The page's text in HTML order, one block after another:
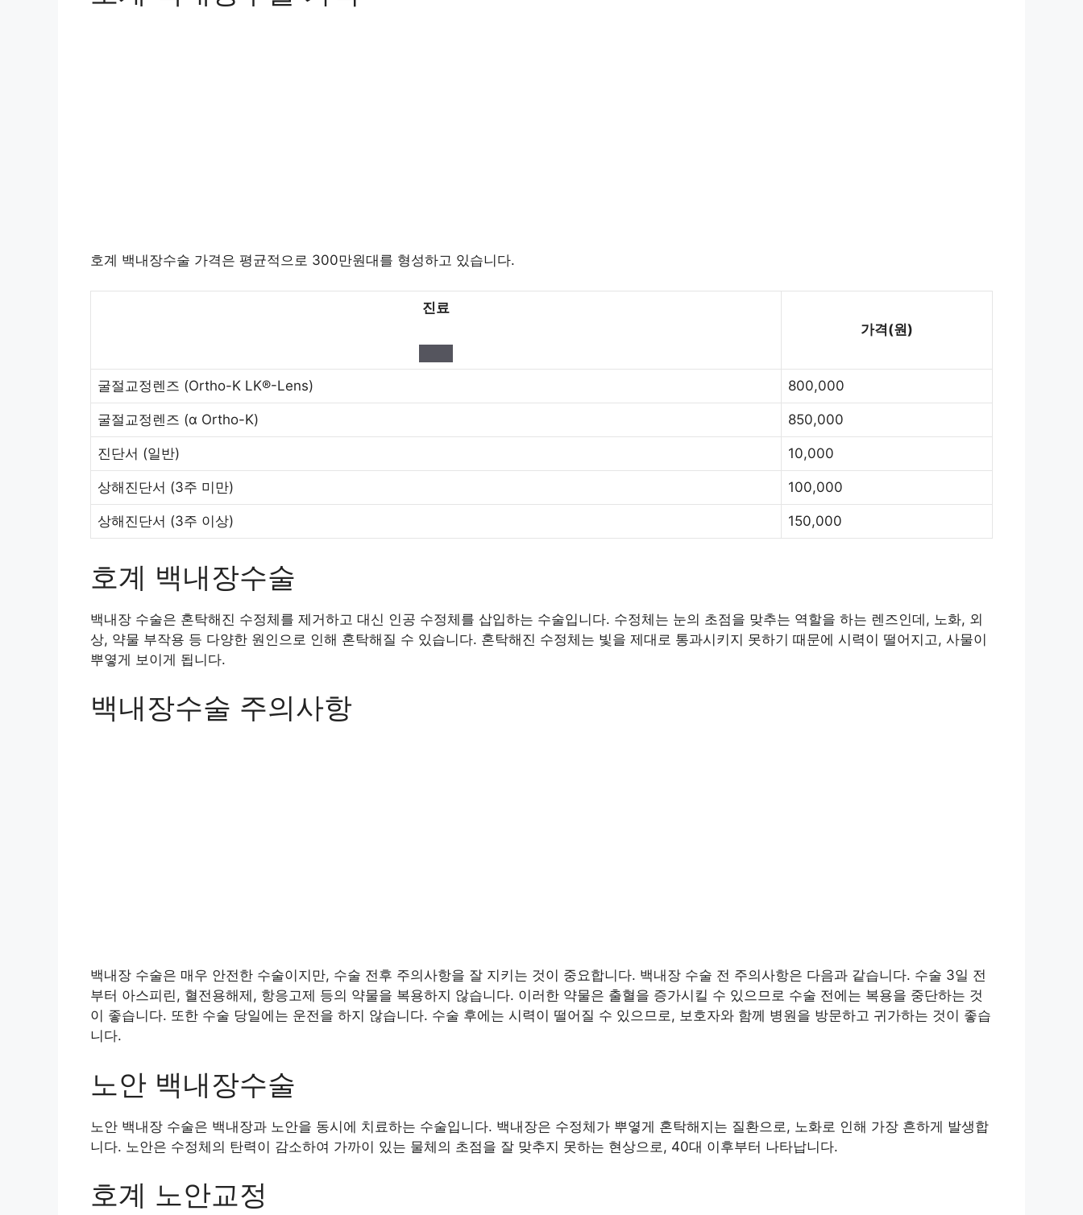
호계 백내장수술 가격은 평균적으로 300만원대를 형성하고 있습니다.
진료
가격(원)
굴절교정렌즈 (Ortho-K LK®-Lens) 800,000
굴절교정렌즈 (α Ortho-K) 850,000
진단서 (일반) 10,000
상해진단서 (3주 미만) 100,000
상해진단서 (3주 이상) 150,000
호계 백내장수술
백내장 수술은 혼탁해진 수정체를 제거하고 대신 인공 수정체를 삽입하는 수술입니다. 수정체는 눈의 초점을 맞추는 역할을 하는 렌즈인데, 노화, 외
상, 약물 부작용 등 다양한 원인으로 인해 혼탁해질 수 있습니다. 혼탁해진 수정체는 빛을 제대로 통과시키지 못하기 때문에 시력이 떨어지고, 사물이
뿌옇게 보이게 됩니다.
백내장수술 주의사항
백내장 수술은 매우 안전한 수술이지만, 수술 전후 주의사항을 잘 지키는 것이 중요합니다. 백내장 수술 전 주의사항은 다음과 같습니다. 수술 3일 전
부터 아스피린, 혈전용해제, 항응고제 등의 약물을 복용하지 않습니다. 이러한 약물은 출혈을 증가시킬 수 있으므로 수술 전에는 복용을 중단하는 것
이 좋습니다. 또한 수술 당일에는 운전을 하지 않습니다. 수술 후에는 시력이 떨어질 수 있으므로, 보호자와 함께 병원을 방문하고 귀가하는 것이 좋습
니다.
노안 백내장수술
노안 백내장 수술은 백내장과 노안을 동시에 치료하는 수술입니다. 백내장은 수정체가 뿌옇게 혼탁해지는 질환으로, 노화로 인해 가장 흔하게 발생합
니다. 노안은 수정체의 탄력이 감소하여 가까이 있는 물체의 초점을 잘 맞추지 못하는 현상으로, 40대 이후부터 나타납니다.
호계 노안교정